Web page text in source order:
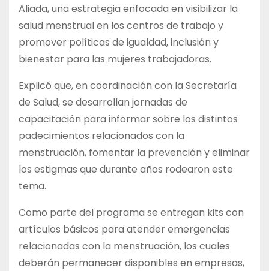
Aliada, una estrategia enfocada en visibilizar la
salud menstrual en los centros de trabajo y
promover políticas de igualdad, inclusión y
bienestar para las mujeres trabajadoras.
Explicó que, en coordinación con la Secretaría
de Salud, se desarrollan jornadas de
capacitación para informar sobre los distintos
padecimientos relacionados con la
menstruación, fomentar la prevención y eliminar
los estigmas que durante años rodearon este
tema.
Como parte del programa se entregan kits con
artículos básicos para atender emergencias
relacionadas con la menstruación, los cuales
deberán permanecer disponibles en empresas,